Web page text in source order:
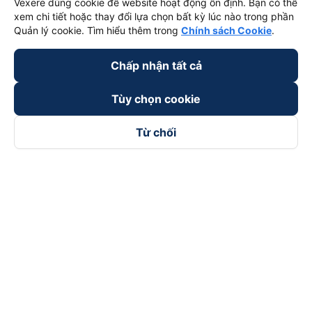
Vexere dùng cookie để website hoạt động ổn định. Bạn có thể
xem chi tiết hoặc thay đổi lựa chọn bất kỳ lúc nào trong phần
Quản lý cookie. Tìm hiểu thêm trong Chính sách Cookie.
Chấp nhận tất cả
Tùy chọn cookie
Từ chối